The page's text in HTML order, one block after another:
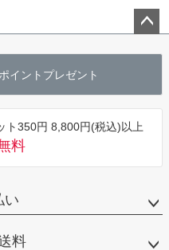
へ
ポイントプレゼント
ト350円 8,800円(税込)以上
料
い
料